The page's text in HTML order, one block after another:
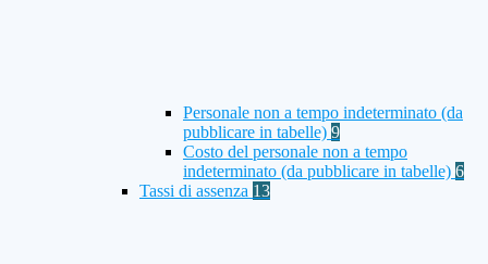
Personale non a tempo indeterminato (da
pubblicare in tabelle) 9
Costo del personale non a tempo
indeterminato (da pubblicare in tabelle) 6
Tassi di assenza 13